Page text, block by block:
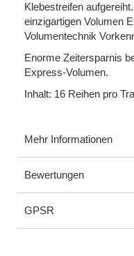
Klebestreifen
einzigartigen Volumen
Volumentechnik
Enorme Zeitersparnis
Express-Volumen.
Inhalt: 16 Reihen pro
Mehr Informationen
Bewertungen
GPSR